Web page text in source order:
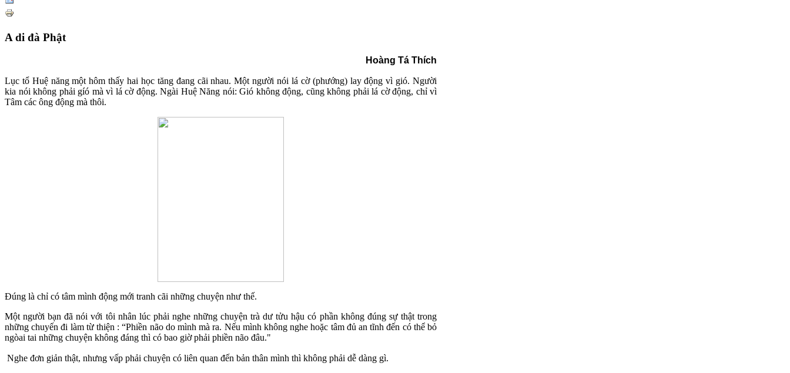
A di đà Phật
Hoàng Tá Thích
Lục tổ Huệ năng một hôm thấy hai học tăng đang cãi nhau. Một người nói lá cờ (phướng) lay động vì gió. Người
kia nói không phải gíó mà vì lá cờ động. Ngài Huệ Năng nói: Gió không động, cũng không phải lá cờ động, chỉ vì
Tâm các ông động mà thôi.
Đúng là chỉ có tâm mình động mới tranh cãi những chuyện như thế.
Một người bạn đã nói với tôi nhân lúc phải nghe những chuyện trà dư tửu hậu có phần không đúng sự thật trong
những chuyến đi làm từ thiện : “Phiền não do mình mà ra. Nếu mình không nghe hoặc tâm đủ an tĩnh đến có thể bỏ
ngòai tai những chuyện không đáng thì có bao giờ phải phiền não đâu."
Nghe đơn giản thật, nhưng vấp phải chuyện có liên quan đến bản thân mình thì không phải dễ dàng gì.